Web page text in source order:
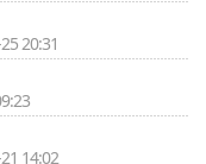
20:31
14:02